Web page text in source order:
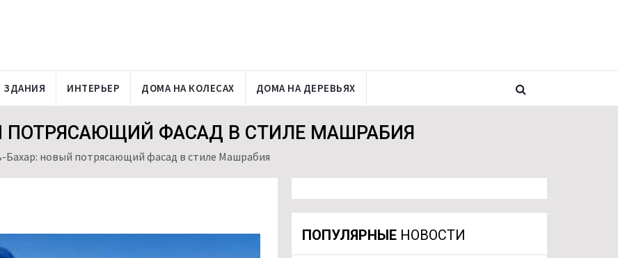
ЗДАНИЯ ИНТЕРЬЕР ДОМА НА КОЛЕСАХ ДОМА НА ДЕРЕВЬЯХ
ПОТРЯСАЮЩИЙ ФАСАД В СТИЛЕ МАШРАБИЯ
Бахар: новый потрясающий фасад в стиле Машрабия
ПОПУЛЯРНЫЕ НОВОСТИ